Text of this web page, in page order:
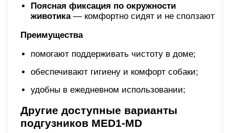
Поясная фиксация по окружности
животика— комфортно сидят и не сползают
Преимущества
помогают поддерживать чистоту в доме;
обеспечивают гигиену и комфорт собаки;
удобны в ежедневном использовании;
Другие доступные варианты
подгузников MED1-MD